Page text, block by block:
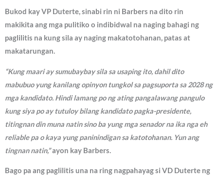
Bukod kay VP Duterte, sinabi rin ni Barbers na dito rin
makikita ang mga pulitiko o indibidwal na naging bahagi ng
paglilitis na kung sila ay naging makatotohanan, patas at
makatarungan.
“Kung maari ay sumubaybay sila sa usaping ito, dahil dito
mabubuo yung kanilang opinyon tungkol sa pagsuporta sa 2028 ng
mga kandidato. Hindi lamang po ng ating pangalawang pangulo
kung siya po ay tutuloy bilang kandidato pagka-presidente,
titingnan din muna natin sino ba yung mga senador na ika nga eh
reliable pa o kaya yung paninindigan sa katotohanan. Yun ang
tingnan natin,”ayon kay Barbers.
Bago pa ang paglilitis una na ring nagpahayag si VD Duterte ng